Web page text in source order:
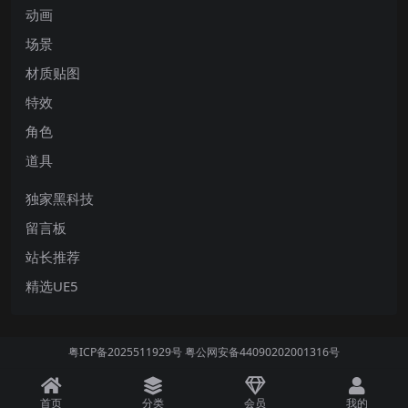
动画
场景
材质贴图
特效
角色
道具
独家黑科技
留言板
站长推荐
精选UE5
粤ICP备2025511929号粤公网安备44090202001316号
首页 分类 会员 我的